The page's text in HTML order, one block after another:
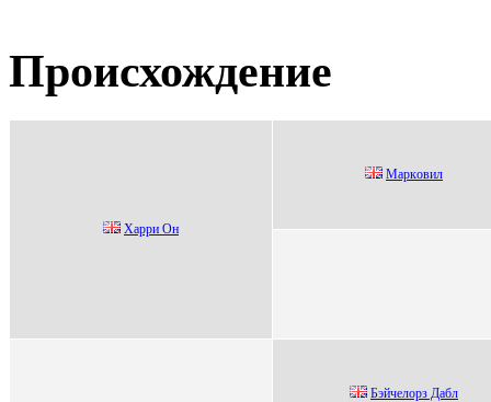
Происхождение
Хaрри Oн
Mapкoвил
Бэйчелоpз Дабл